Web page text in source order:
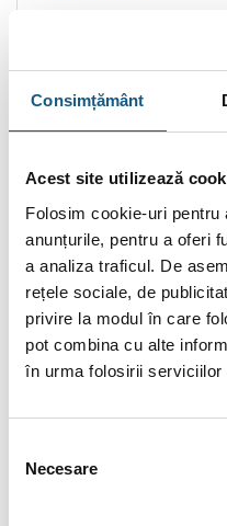
Consimțământ
Acest site utilizează
Folosim cookie-uri
anunțurile, pentru a oferi
a analiza traficul. De
rețele sociale, de
privire la modul în care
pot combina cu alte
în urma folosirii serviciilor
consimțământului
Necesare
5
POP M.- 26/02/2026
Citește Mai Mult.
INFORMAȚII